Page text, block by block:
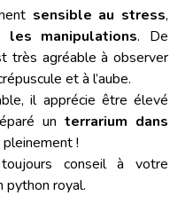
sensible au stress,
les manipulations. De
très agréable à observer
et à l’aube.
il apprécie être élevé
un terrarium dans
pleinement !
conseil à votre
python royal.